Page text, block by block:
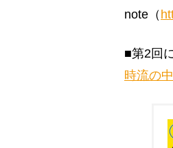
note（
■第2回
時流の